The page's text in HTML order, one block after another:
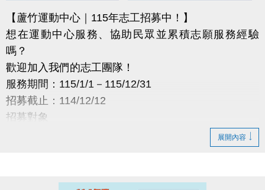
【蘆竹運動中心｜115年志工招募中！】
想在運動中心服務、協助民眾並累積志願服務經驗
嗎？
歡迎加入我們的志工團隊！
服務期間：115/1/1－115/12/31
招募截止：114/12/12
招募對象
蘆竹國民運動中心
展開內容